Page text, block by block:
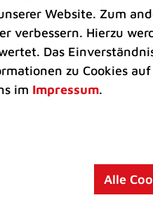
Exemplare aus
Website. Zum
verbessern. Hierzu
Das
zu Cookies
im Impressum.
Alle